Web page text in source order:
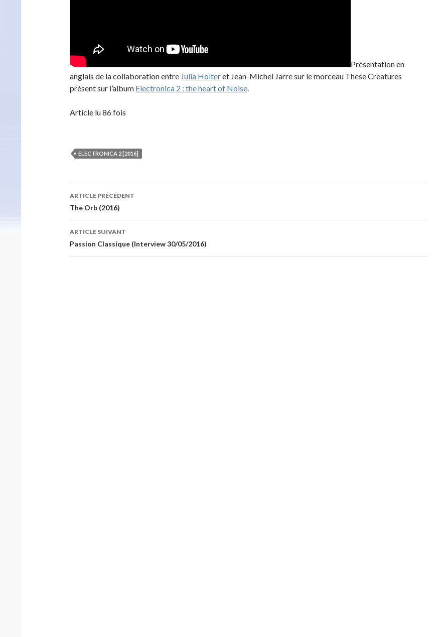
Présentation en
anglais de la collaboration entre Julia Holteret Jean-Michel Jarre sur le morceau These Creatures
présent sur l’album Electronica 2 : the heart of Noise.
Article lu 86 fois
ELECTRONICA 2 [2016]
Navigation
des
articles
ARTICLE PRÉCÉDENT
The Orb (2016)
ARTICLE SUIVANT
Passion Classique (Interview 30/05/2016)